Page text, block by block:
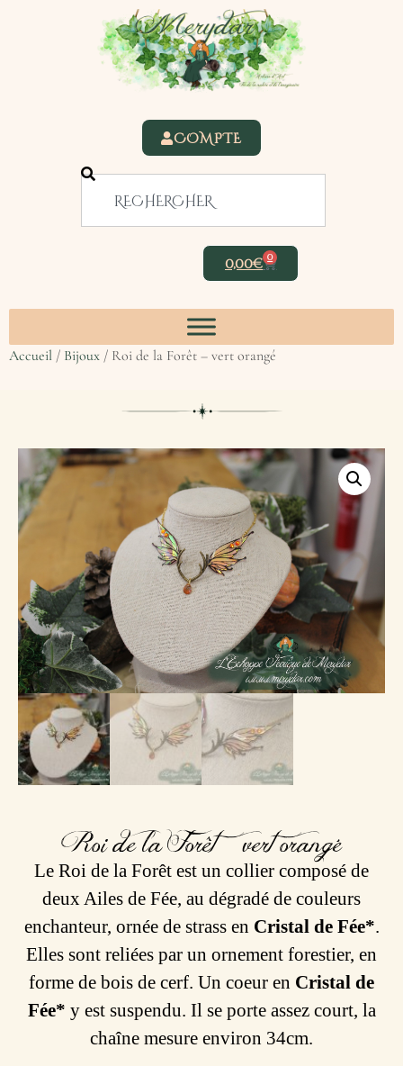
COMPTE
0,00€ 0
Accueil / Bijoux / Roi de la Forêt – vert orangé
Roi de la Forêt – vert orangé
Le Roi de la Forêt est un collier composé de
deux Ailes de Fée, au dégradé de couleurs
enchanteur, ornée de strass en Cristal de Fée*.
Elles sont reliées par un ornement forestier, en
forme de bois de cerf. Un coeur en Cristal de
Fée* y est suspendu. Il se porte assez court, la
chaîne mesure environ 34cm.